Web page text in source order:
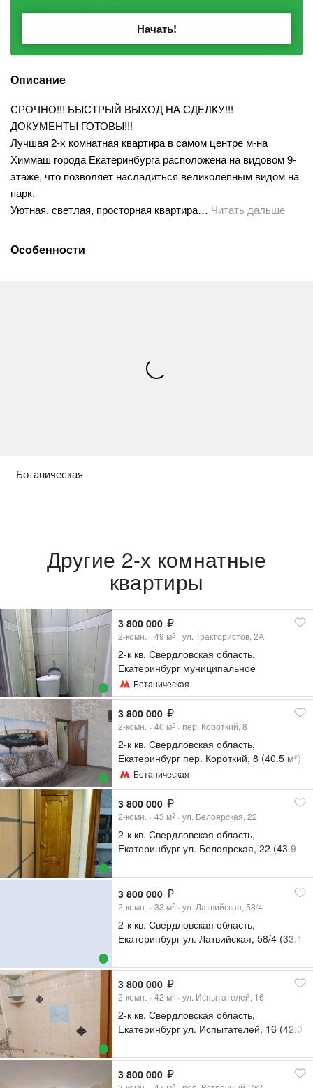
Начать!
Описание
СРОЧНО!!! БЫСТРЫЙ ВЫХОД НА СДЕЛКУ!!!
ДОКУМЕНТЫ ГОТОВЫ!!!
Лучшая 2-х комнатная квартира в самом центре м-на
Химмаш города Екатеринбурга расположена на видовом 9-
этаже, что позволяет насладиться великолепным видом на
парк.
Уютная, светлая, просторная квартира… Читать дальше
Особенности
Ботаническая
Другие 2-х комнатные
квартиры
3 800 000
2-комн. 49 м2 ул. Трактористов, 2А
2-к кв. Свердловская область,
Екатеринбург муниципальное
образование, пос. Полеводство ул.
Трактористов, 2А (49.3 м²)
Ботаническая
3 800 000
2-комн. 40 м2 пер. Короткий, 8
2-к кв. Свердловская область,
Екатеринбург пер. Короткий, 8 (40.5 м²)
Ботаническая
3 800 000
2-комн. 43 м2 ул. Белоярская, 22
2-к кв. Свердловская область,
Екатеринбург ул. Белоярская, 22 (43.9
3 800 000
2-комн. 33 м2 ул. Латвийская, 58/4
2-к кв. Свердловская область,
Екатеринбург ул. Латвийская, 58/4 (33.1
3 800 000
2-комн. 42 м2 ул. Испытателей, 16
2-к кв. Свердловская область,
Екатеринбург ул. Испытателей, 16 (42.0
3 800 000